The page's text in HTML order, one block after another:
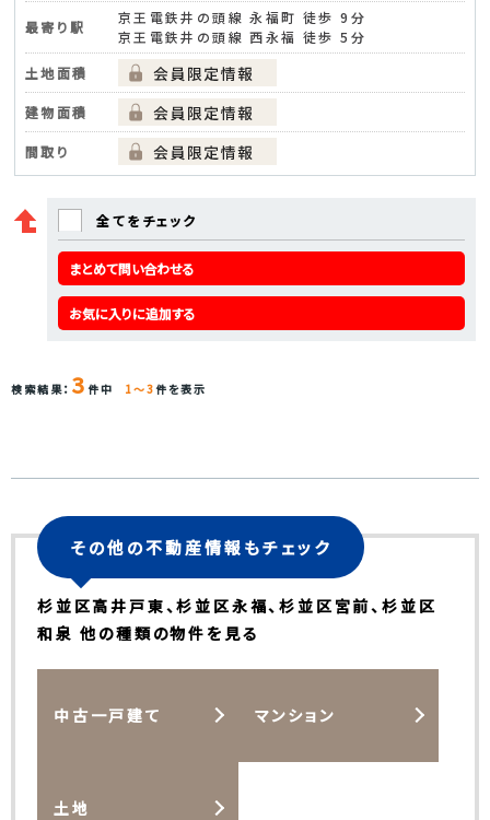
最寄り駅
京王電鉄井の頭線 永福町 徒歩 9分
京王電鉄井の頭線 西永福 徒歩 5分
土地面積
建物面積
間取り
全てをチェック
まとめて問い合わせる
お気に入りに追加する
検索結果： 3 件中 1～3件を表示
その他の不動産情報もチェック
杉並区高井戸東、杉並区永福、杉並区宮前、杉並区
和泉 他の種類の物件を見る
中古一戸建て マンション
土地